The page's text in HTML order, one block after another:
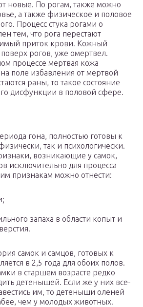
новые. По рогам, также можно
а также физическое и половое
Процесс стука рогами о
тем, что рога перестают
приток крови. Кожный
рогов, уже омертвел.
процессе мертвая кожа
поле избавления от мертвой
раны, то такое состояние
дисфункции в половой сфере.
гона, полностью готовы к
так и психологически.
возникающие у самок,
исключительно для процесса
признакам можно отнести:
запаха в области копыт и
самок и самцов, готовых к
в 2,5 года для обоих полов.
в старшем возрасте редко
детенышей. Если же у них все-
им, то детеныши оленей
чем у молодых животных.